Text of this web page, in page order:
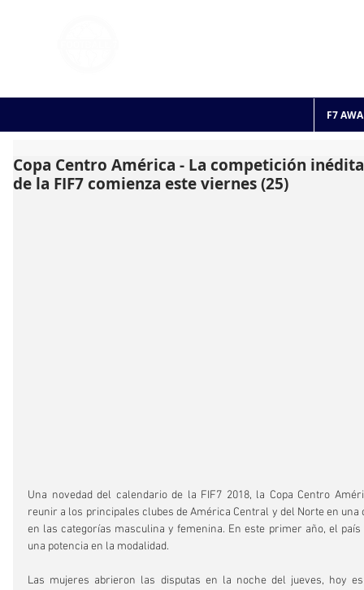
F7
Copa Centro América - La competición
de la FIF7 comienza este viernes (25)
Una novedad del calendario de la FIF7 2018, la Copa Centro
reunir a los principales clubes de América Central y del Norte en
en las categorías masculina y femenina. En este primer año, el país
una potencia en la modalidad.
Las mujeres abrieron las disputas en la noche del jueves, hoy